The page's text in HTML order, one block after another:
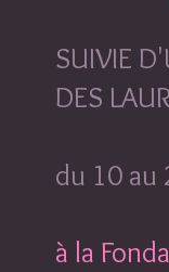
SUIVIE
DES
du 10 au
à la